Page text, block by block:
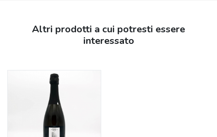
Altri prodotti a cui potresti essere
interessato